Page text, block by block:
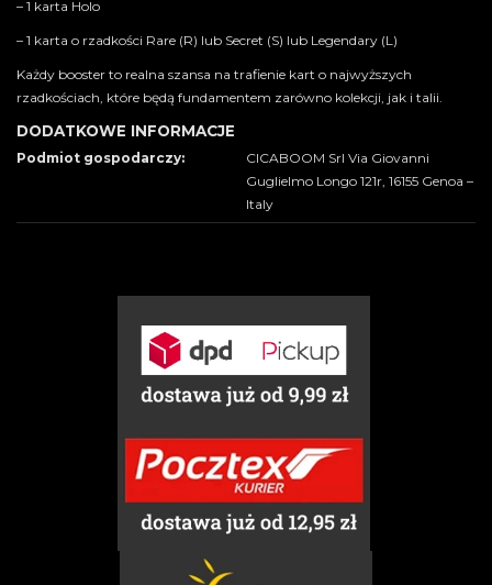
– 1 karta Holo
– 1 karta o rzadkości Rare (R) lub Secret (S) lub Legendary (L)
Każdy booster to realna szansa na trafienie kart o najwyższych
rzadkościach, które będą fundamentem zarówno kolekcji, jak i talii.
DODATKOWE INFORMACJE
Podmiot gospodarczy:
CICABOOM Srl Via Giovanni
Guglielmo Longo 121r, 16155 Genoa –
Italy